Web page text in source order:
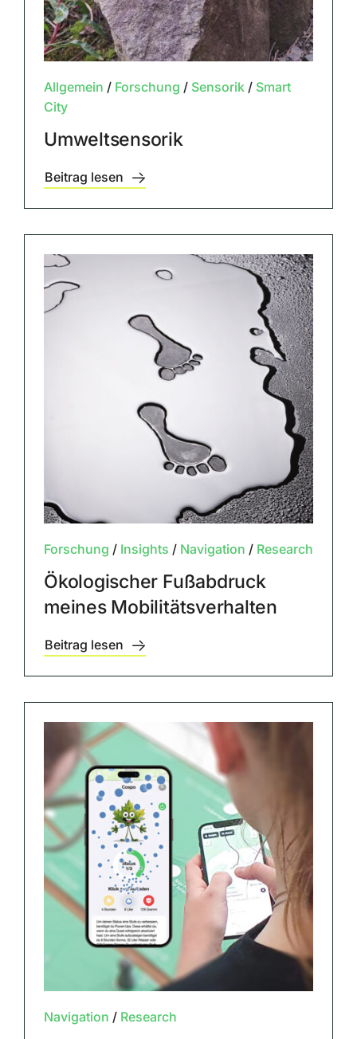
Allgemein / Forschung / Sensorik/ Smart
City
Umweltsensorik
Beitrag lesen
Forschung / Insights / Navigation / Research
Ökologischer Fußabdruck
meines Mobilitätsverhalten
Beitrag lesen
Navigation / Research